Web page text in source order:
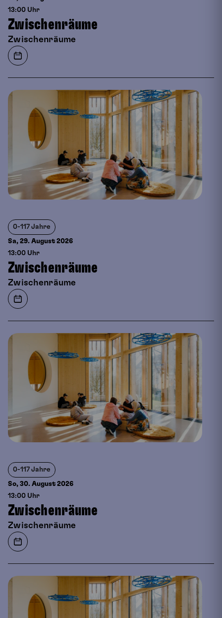
13:00 Uhr
Zwischenräume
Zwischenräume
0-117 Jahre
Sa, 29. August 2026
13:00 Uhr
Zwischenräume
Zwischenräume
0-117 Jahre
So, 30. August 2026
13:00 Uhr
Zwischenräume
Zwischenräume